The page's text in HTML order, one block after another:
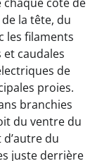
la tête, du
les filaments
caudales
de
proies.
branchies
du ventre du
du
juste derrière